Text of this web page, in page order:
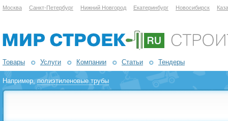
Москва Санкт-Петербург Нижний Новгород Екатеринбург Новосибирск
Товары Услуги Компании Статьи Тендеры
Например,полиэтиленовые трубы